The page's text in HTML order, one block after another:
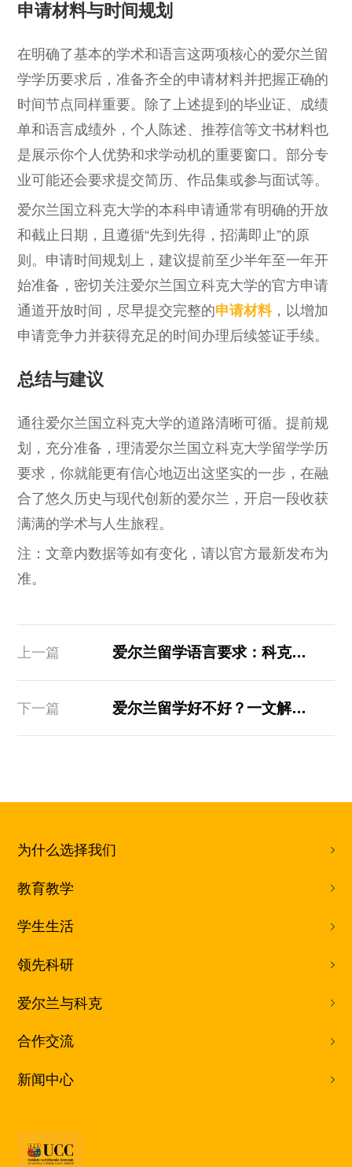
申请材料与时间规划
在明确了基本的学术和语言这两项核心的爱尔兰留
学学历要求后，准备齐全的申请材料并把握正确的
时间节点同样重要。除了上述提到的毕业证、成绩
单和语言成绩外，个人陈述、推荐信等文书材料也
是展示你个人优势和求学动机的重要窗口。部分专
业可能还会要求提交简历、作品集或参与面试等。
爱尔兰国⽴科克⼤学的本科申请通常有明确的开放
和截止日期，且遵循“先到先得，招满即止”的原
则。申请时间规划上，建议提前至少半年至一年开
始准备，密切关注爱尔兰国⽴科克⼤学的官方申请
通道开放时间，尽早提交完整的申请材料，以增加
申请竞争力并获得充足的时间办理后续签证手续。
总结与建议
通往爱尔兰国⽴科克⼤学的道路清晰可循。提前规
划，充分准备，理清爱尔兰国⽴科克⼤学留学学历
要求，你就能更有信心地迈出这坚实的一步，在融
合了悠久历史与现代创新的爱尔兰，开启一段收获
满满的学术与人生旅程。
注：文章内数据等如有变化，请以官方最新发布为
准。
上一篇 爱尔兰留学语言要求：科克大学为你全面解析
下一篇 爱尔兰留学好不好？一文解答你的疑问
为什么选择我们
教育教学
学生生活
领先科研
爱尔兰与科克
合作交流
新闻中心